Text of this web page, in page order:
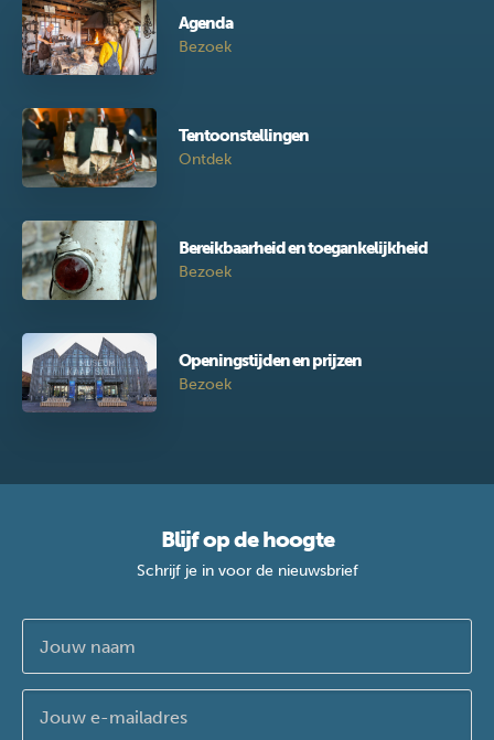
Agenda
Bezoek
Tentoonstellingen
Ontdek
Bereikbaarheid en toegankelijkheid
Bezoek
Openingstijden en prijzen
Bezoek
Blijf op de hoogte
Schrijf je in voor de nieuwsbrief